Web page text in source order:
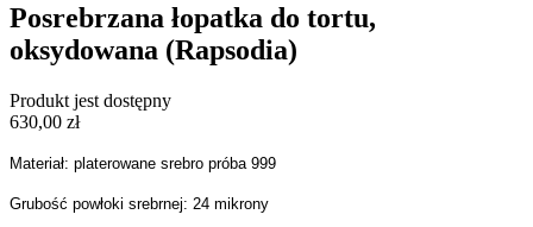
Posrebrzana łopatka do tortu,
oksydowana (Rapsodia)
Produkt jest dostępny
630,00 zł
Materiał: platerowane srebro próba 999
Grubość powłoki srebrnej: 24 mikrony